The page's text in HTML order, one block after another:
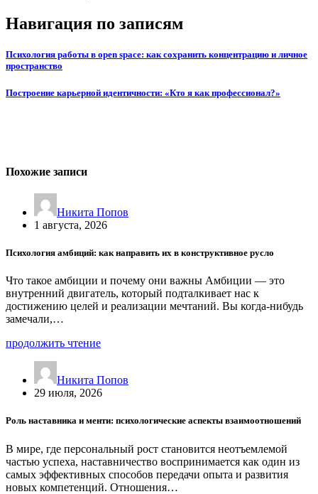
Навигация по записям
Психология работы в open space: как сохранить концентрацию и личное
пространство
Построение карьерной идентичности: «Кто я как профессионал?»
Похожие записи
Никита Попов
1 августа, 2026
Психология амбиций: как направить их в конструктивное русло
Что такое амбиции и почему они важны Амбиции — это
внутренний двигатель, который подталкивает нас к
достижению целей и реализации мечтаний. Вы когда-нибудь
замечали,…
продолжить чтение
Никита Попов
29 июля, 2026
Роль наставника и менти: психологические аспекты взаимоотношений
В мире, где персональный рост становится неотъемлемой
частью успеха, наставничество воспринимается как один из
самых эффективных способов передачи опыта и развития
новых компетенций. Отношения…